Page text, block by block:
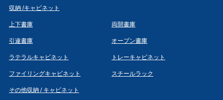
収納 /キャビネット
上下書庫 両開書庫
引違書庫 オープン書庫
ラテラルキャビネット トレーキャビネット
ファイリングキャビネット スチールラック
その他収納 / キャビネット